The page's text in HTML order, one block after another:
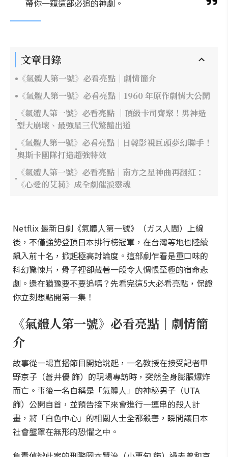
帶你一窺這部必追的神劇。
文章目錄
《氣體人第一號》必看亮點｜劇情簡介
《氣體人第一號》必看亮點｜1960 年原作劇情大公開
《氣體人第一號》必看亮點 ｜頂級卡司齊聚！男神造
型大崩壞、最強星三代驚豔出道
《氣體人第一號》必看亮點｜日韓影視巨頭夢幻聯手！
奧斯卡團隊打造超強特效
《氣體人第一號》必看亮點｜南方之星神曲再翻紅：
《心愛的艾莉》成全劇催淚靈魂
Netflix 最新日劇《氣體人第一號》（ガス人間）上線
後，不僅強勢登頂日本排行榜冠軍，在台灣等地也陸續
飆入前十名，掀起極高討論度。這部劇乍看是重口味的
科幻驚悚片，骨子裡卻藏著一段令人惆悵至極的宿命悲
劇。還在猶豫要不要追嗎？先看完這5大必看亮點，保證
你立刻想點開第一集！
《氣體人第一號》必看亮點｜劇情簡
介
故事從一場直播節目開始說起，一名教授在接受記者甲
野京子（蒼井優 飾）的現場專訪時，突然全身膨脹爆炸
而亡。事後一名自稱是「氣體人」的神秘男子（UTA
飾）公開自首，並預告接下來會進行一連串的殺人計
畫，將「白色中心」的相關人士全都殺害，瞬間讓日本
社會壟罩在無形的恐懼之中。